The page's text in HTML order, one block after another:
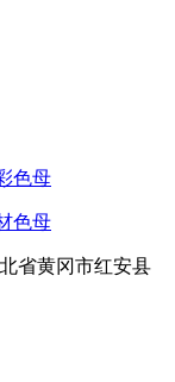
色母
色母
省黄冈市红安县